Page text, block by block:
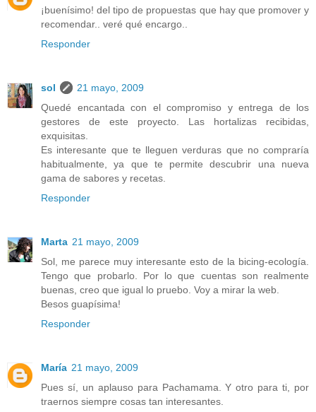
¡buenísimo! del tipo de propuestas que hay que promover y
recomendar.. veré qué encargo..
Responder
sol
21 mayo, 2009
Quedé encantada con el compromiso y entrega de los
gestores de este proyecto. Las hortalizas recibidas,
exquisitas.
Es interesante que te lleguen verduras que no compraría
habitualmente, ya que te permite descubrir una nueva
gama de sabores y recetas.
Responder
Marta 21 mayo, 2009
Sol, me parece muy interesante esto de la bicing-ecología.
Tengo que probarlo. Por lo que cuentas son realmente
buenas, creo que igual lo pruebo. Voy a mirar la web.
Besos guapísima!
Responder
María 21 mayo, 2009
Pues sí, un aplauso para Pachamama. Y otro para ti, por
traernos siempre cosas tan interesantes.